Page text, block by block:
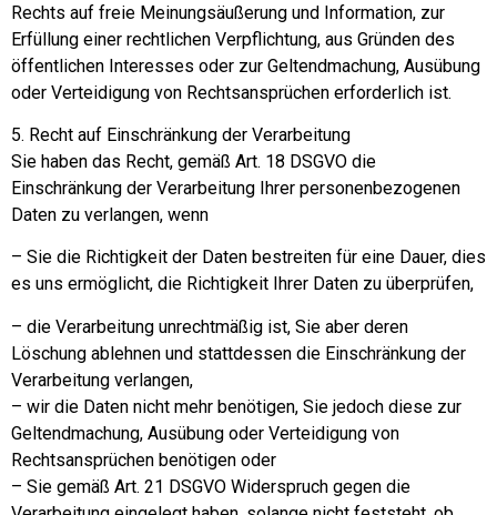
Rechts auf freie Meinungsäußerung und Information, zur
Erfüllung einer rechtlichen Verpflichtung, aus Gründen des
öffentlichen Interesses oder zur Geltendmachung, Ausübung
oder Verteidigung von Rechtsansprüchen erforderlich ist.
5. Recht auf Einschränkung der Verarbeitung
Sie haben das Recht, gemäß Art. 18 DSGVO die
Einschränkung der Verarbeitung Ihrer personenbezogenen
Daten zu verlangen, wenn
– Sie die Richtigkeit der Daten bestreiten für eine Dauer, dies
es uns ermöglicht, die Richtigkeit Ihrer Daten zu überprüfen,
– die Verarbeitung unrechtmäßig ist, Sie aber deren
Löschung ablehnen und stattdessen die Einschränkung der
Verarbeitung verlangen,
– wir die Daten nicht mehr benötigen, Sie jedoch diese zur
Geltendmachung, Ausübung oder Verteidigung von
Rechtsansprüchen benötigen oder
– Sie gemäß Art. 21 DSGVO Widerspruch gegen die